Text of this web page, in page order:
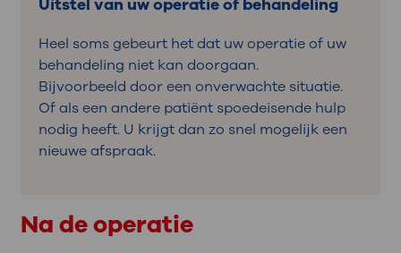
Heel soms gebeurt het dat uw operatie of uw
behandeling niet kan doorgaan.
Bijvoorbeeld door een onverwachte situatie.
Of als een andere patiënt spoedeisende hulp
nodig heeft. U krijgt dan zo snel mogelijk een
nieuwe afspraak.
Na de operatie